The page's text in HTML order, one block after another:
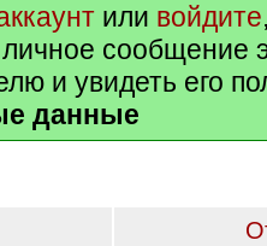
или войдите
личное сообщение
и увидеть его
данные